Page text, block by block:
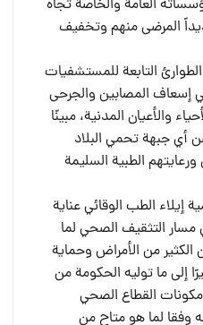
العامة والخاصة تجاه
المرضى منهم وتخفيف
التابعة للمستشفيات
إسعاف المصابين والجرحى
والأعيان المدنية، مبينًا
أي جبهة تحمي البلاد
الطبية السليمة
إيلاء الطب الوقائي عناية
التثقيف الصحي لما
من الأمراض وحماية
إلى ما توليه الحكومة من
القطاع الصحي
وفقا لما هو متاح من